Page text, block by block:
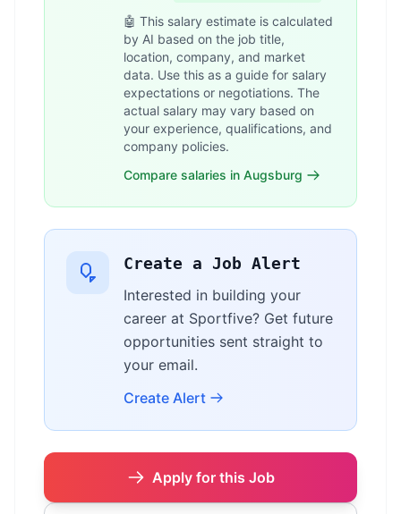
🤖 This salary estimate is calculated
by AI based on the job title,
location, company, and market
data. Use this as a guide for salary
expectations or negotiations. The
actual salary may vary based on
your experience, qualifications, and
company policies.
Compare salaries in Augsburg
Create a Job Alert
Interested in building your
career at Sportfive? Get future
opportunities sent straight to
your email.
Create Alert
Apply for this Job